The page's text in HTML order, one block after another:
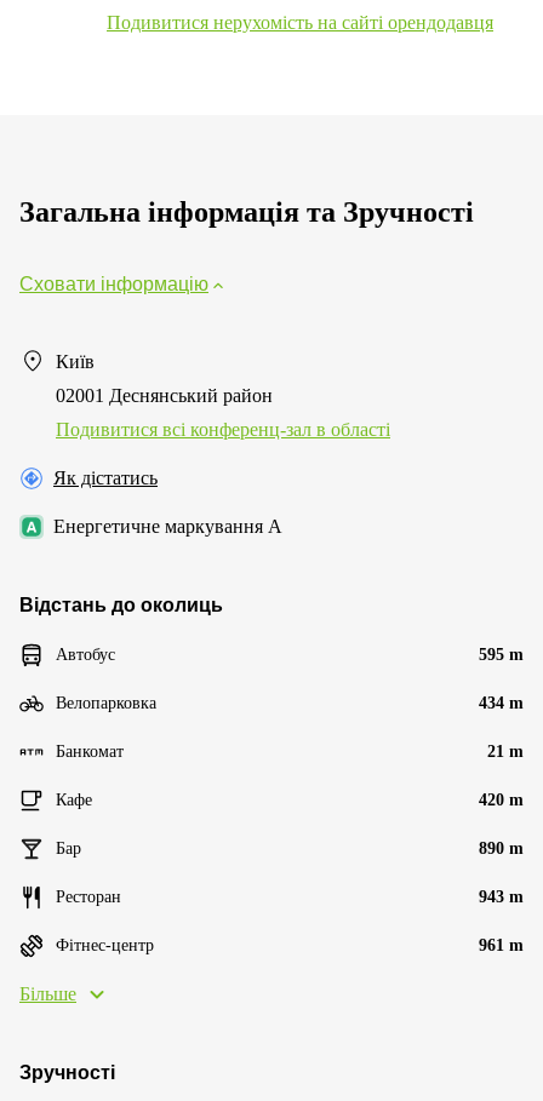
Подивитися нерухомість на сайті орендодавця
Загальна інформація та Зручності
Сховати інформацію
Київ
02001 Деснянський район
Подивитися всі конференц-зал в області
Як дістатись
Енергетичне маркування A
Відстань до околиць
Автобус 595 m
Велопарковка 434 m
Банкомат 21 m
Кафе 420 m
Бар 890 m
Ресторан 943 m
Фітнес-центр 961 m
Більше
Зручності